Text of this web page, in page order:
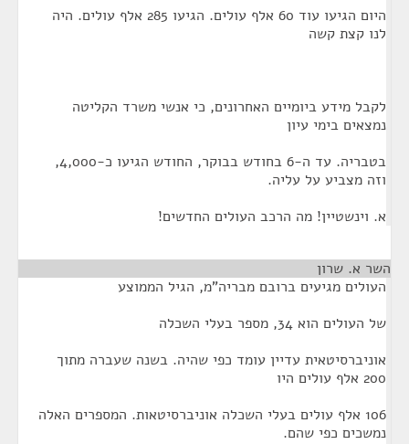
היום הגיעו עוד 60 אלף עולים. הגיעו 285 אלף עולים. היה
לנו קצת קשה
לקבל מידע ביומיים האחרונים, כי אנשי משרד הקליטה
נמצאים בימי עיון
בטבריה. עד ה-6 בחודש בבוקר, החודש הגיעו כ-4,000,
וזה מצביע על עליה.
א. וינשטיין! מה הרכב העולים החדשים!
השר א. שרון
העולים מגיעים ברובם מבריה"מ, הגיל הממוצע
של העולים הוא 34, מספר בעלי השכלה
אוניברסיטאית עדיין עומד כפי שהיה. בשנה שעברה מתוך
200 אלף עולים היו
106 אלף עולים בעלי השכלה אוניברסיטאות. המספרים האלה
נמשכים כפי שהם.